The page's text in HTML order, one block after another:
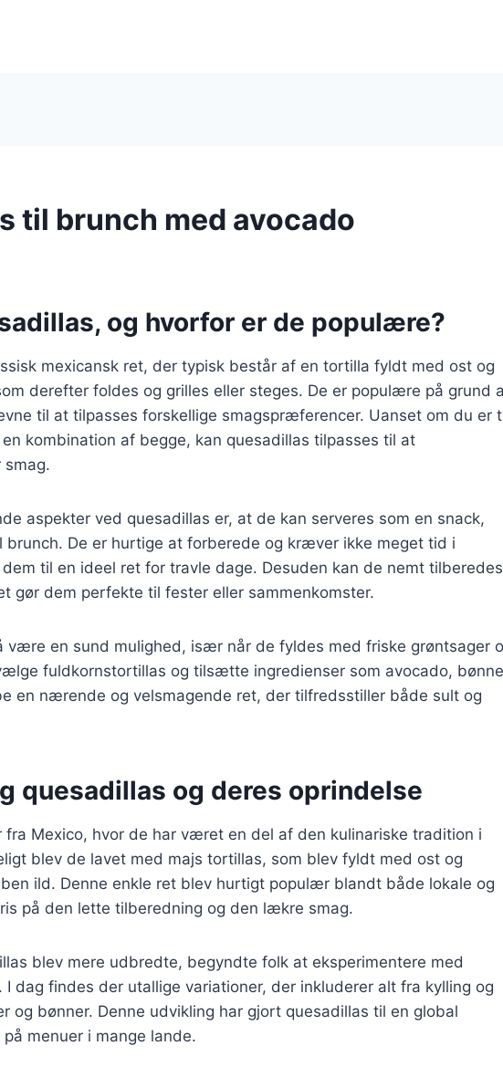
til brunch med avocado
og hvorfor er de populære?
mexicansk ret, der typisk består af en tortilla fyldt med ost og
derefter foldes og grilles eller steges. De er populære på grund
til at tilpasses forskellige smagspræferencer. Uanset om du er
kombination af begge, kan quesadillas tilpasses til at
smag.
aspekter ved quesadillas er, at de kan serveres som en snack,
brunch. De er hurtige at forberede og kræver ikke meget tid i
til en ideel ret for travle dage. Desuden kan de nemt
gør dem perfekte til fester eller sammenkomster.
være en sund mulighed, især når de fyldes med friske grøntsager
fuldkornstortillas og tilsætte ingredienser som avocado,
en nærende og velsmagende ret, der tilfredsstiller både sult og
quesadillas og deres oprindelse
fra Mexico, hvor de har været en del af den kulinariske tradition i
blev de lavet med majs tortillas, som blev fyldt med ost og
ild. Denne enkle ret blev hurtigt populær blandt både lokale og
på den lette tilberedning og den lækre smag.
blev mere udbredte, begyndte folk at eksperimentere med
I dag findes der utallige variationer, der inkluderer alt fra kylling og
og bønner. Denne udvikling har gjort quesadillas til en global
menuer i mange lande.